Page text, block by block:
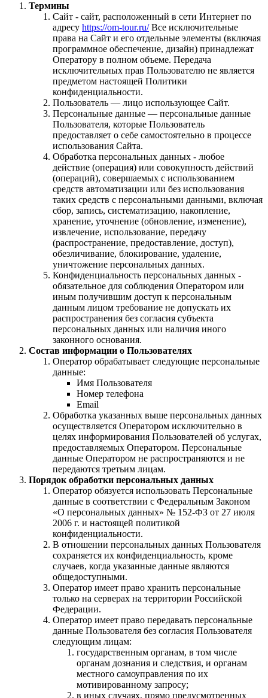
Термины
Сайт - сайт, расположенный в сети Интернет по
адресу https://om-tour.ru/Все исключительные
права на Сайт и его отдельные элементы (включая
программное обеспечение, дизайн) принадлежат
Оператору в полном объеме. Передача
исключительных прав Пользователю не является
предметом настоящей Политики
конфиденциальности.
Пользователь — лицо использующее Сайт.
Персональные данные — персональные данные
Пользователя, которые Пользователь
предоставляет о себе самостоятельно в процессе
использования Сайта.
Обработка персональных данных - любое
действие (операция) или совокупность действий
(операций), совершаемых с использованием
средств автоматизации или без использования
таких средств с персональными данными, включая
сбор, запись, систематизацию, накопление,
хранение, уточнение (обновление, изменение),
извлечение, использование, передачу
(распространение, предоставление, доступ),
обезличивание, блокирование, удаление,
уничтожение персональных данных.
Конфиденциальность персональных данных -
обязательное для соблюдения Оператором или
иным получившим доступ к персональным
данным лицом требование не допускать их
распространения без согласия субъекта
персональных данных или наличия иного
законного основания.
Состав информации о Пользователях
Оператор обрабатывает следующие персональные
данные:
Имя Пользователя
Номер телефона
Email
Обработка указанных выше персональных данных
осуществляется Оператором исключительно в
целях информирования Пользователей об услугах,
предоставляемых Оператором. Персональные
данные Оператором не распространяются и не
передаются третьим лицам.
Порядок обработки персональных данных
Оператор обязуется использовать Персональные
данные в соответствии с Федеральным Законом
«О персональных данных» № 152-ФЗ от 27 июля
2006 г. и настоящей политикой
конфиденциальности.
В отношении персональных данных Пользователя
сохраняется их конфиденциальность, кроме
случаев, когда указанные данные являются
общедоступными.
Оператор имеет право хранить персональные
только на серверах на территории Российской
Федерации.
Оператор имеет право передавать персональные
данные Пользователя без согласия Пользователя
следующим лицам:
государственным органам, в том числе
органам дознания и следствия, и органам
местного самоуправления по их
мотивированному запросу;
в иных случаях, прямо предусмотренных